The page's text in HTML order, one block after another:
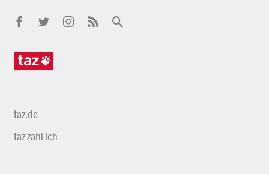
taz.de
taz zahl ich